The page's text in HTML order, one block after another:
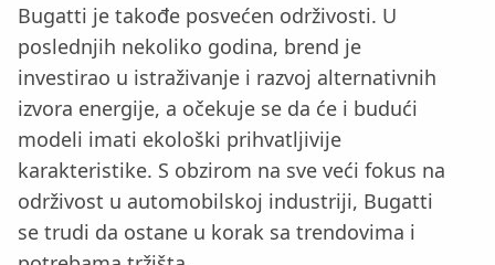
Bugatti je takođe posvećen održivosti. U
poslednjih nekoliko godina, brend je
investirao u istraživanje i razvoj alternativnih
izvora energije, a očekuje se da će i budući
modeli imati ekološki prihvatljivije
karakteristike. S obzirom na sve veći fokus na
održivost u automobilskoj industriji, Bugatti
se trudi da ostane u korak sa trendovima i